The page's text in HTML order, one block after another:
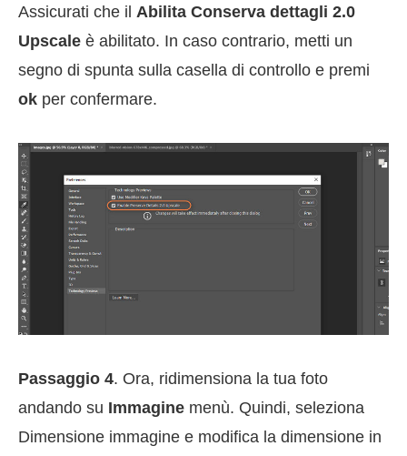
Assicurati che il Abilita Conserva dettagli 2.0
Upscale è abilitato. In caso contrario, metti un
segno di spunta sulla casella di controllo e premi
ok per confermare.
Passaggio 4. Ora, ridimensiona la tua foto
andando su Immagine menù. Quindi, seleziona
Dimensione immagine e modifica la dimensione in